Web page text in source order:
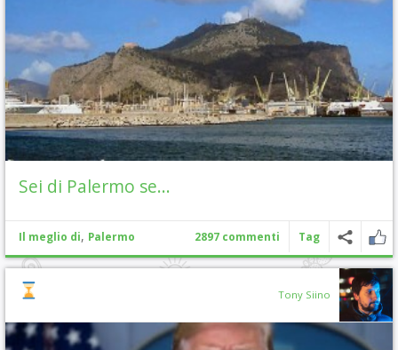
Sei di Palermo se…
Il meglio di, Palermo 2897 commenti Tag
Tony Siino